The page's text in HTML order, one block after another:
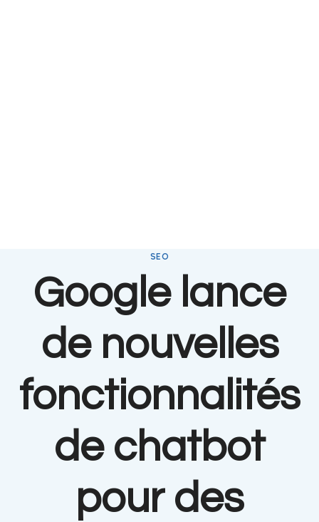
SEO
Google lance
de nouvelles
fonctionnalités
de chatbot
pour des